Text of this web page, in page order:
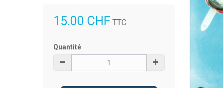
15.00 CHF TTC
Quantité